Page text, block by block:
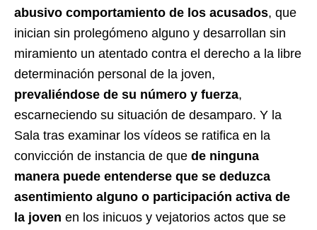
abusivo comportamiento de los acusados, que
inician sin prolegómeno alguno y desarrollan sin
miramiento un atentado contra el derecho a la libre
determinación personal de la joven,
prevaliéndose de su número y fuerza,
escarneciendo su situación de desamparo. Y la
Sala tras examinar los vídeos se ratifica en la
convicción de instancia de que de ninguna
manera puede entenderse que se deduzca
asentimiento alguno o participación activa de
la joven en los inicuos y vejatorios actos que se